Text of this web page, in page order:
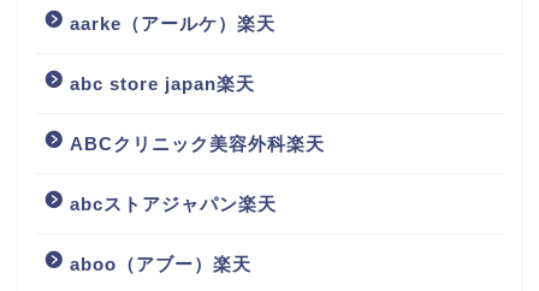
aarke（アールケ）楽天
abc store japan楽天
ABCクリニック美容外科楽天
abcストアジャパン楽天
aboo（アブー）楽天